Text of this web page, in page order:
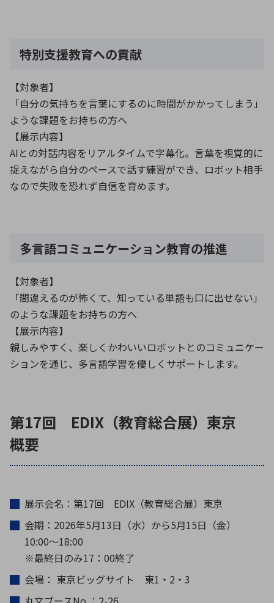
特別支援教育への貢献
【対象者】
「自分の気持ちを言葉にするのに時間がかかってしまう」
ような課題をお持ちの方へ
【展示内容】
AIとの対話内容をリアルタイムで字幕化。言葉を視覚的に
捉えながら自分のペースで話す練習ができ、ロボット相手
なので失敗を恐れず自信を育めます。
多言語コミュニケーション教育の推進
【対象者】
「間違えるのが怖くて、知っている単語も口に出せない」
のような課題をお持ちの方へ
【展示内容】
親しみやすく、楽しくかわいいロボットとのコミュニケー
ションを通じ、多言語学習を優しくサポートします。
第17回 EDIX（教育総合展）東京
概要
展示会名：第17回 EDIX（教育総合展）東京
会期：2026年5月13日（水）から5月15日（金）
10:00〜18:00
※最終日のみ17：00終了
会場： 東京ビッグサイト 東1・2・3